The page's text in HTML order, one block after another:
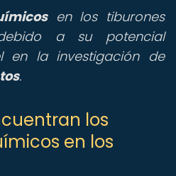
en los tiburones
a su potencial
la investigación de
.
los
en los